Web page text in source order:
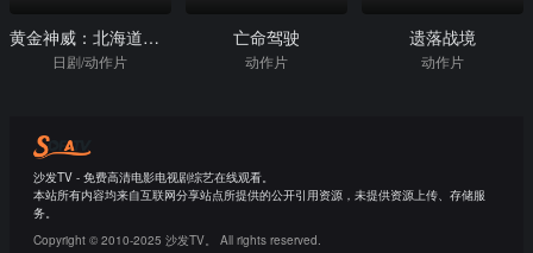
黄金神威：北海道刺青囚犯争夺篇
日剧/动作片
亡命驾驶
动作片
遗落战境
动作片
沙发TV - 免费高清电影电视剧综艺在线观看。
本站所有内容均来自互联网分享站点所提供的公开引用资源，未提供资源上传、存储服
务。
Copyright © 2010-2025 沙发TV。 All rights reserved.